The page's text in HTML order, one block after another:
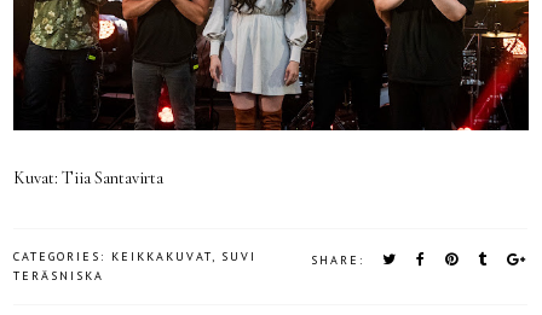
Kuvat: Tiia Santavirta
SHARE:
CATEGORIES: KEIKKAKUVAT
SUVI
TERÄSNISKA